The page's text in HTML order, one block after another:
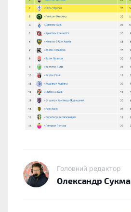
Головний редактор
Олександр